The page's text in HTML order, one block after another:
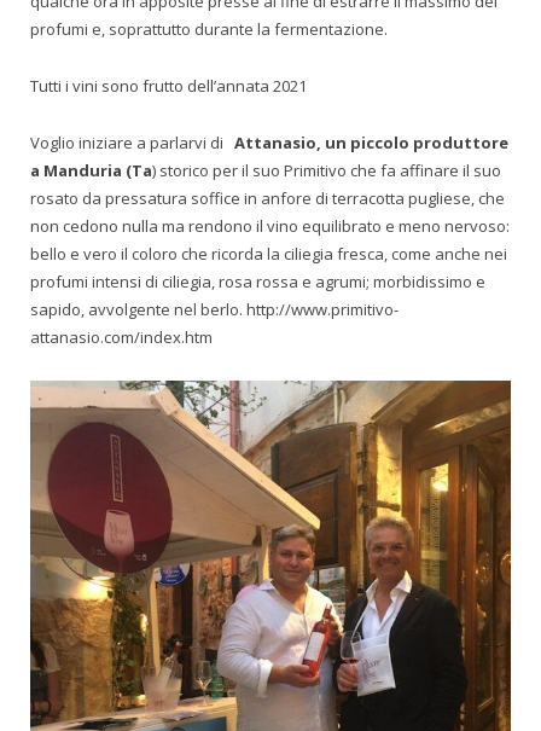
profumi e, soprattutto durante la fermentazione.
Tutti i vini sono frutto dell’annata 2021
Voglio iniziare a parlarvi di Attanasio, un piccolo produttore
a Manduria (Ta) storico per il suo Primitivo che fa affinare il suo
rosato da pressatura soffice in anfore di terracotta pugliese, che
non cedono nulla ma rendono il vino equilibrato e meno nervoso:
bello e vero il coloro che ricorda la ciliegia fresca, come anche nei
profumi intensi di ciliegia, rosa rossa e agrumi; morbidissimo e
sapido, avvolgente nel berlo. http://www.primitivo-
attanasio.com/index.htm